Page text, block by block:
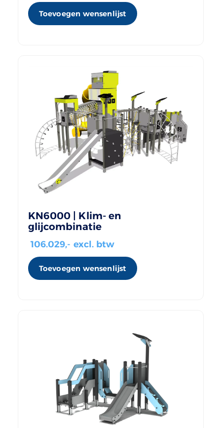
Toevoegen wensenlijst
KN6000 | Klim- en
glijcombinatie
106.029,- excl. btw
Toevoegen wensenlijst